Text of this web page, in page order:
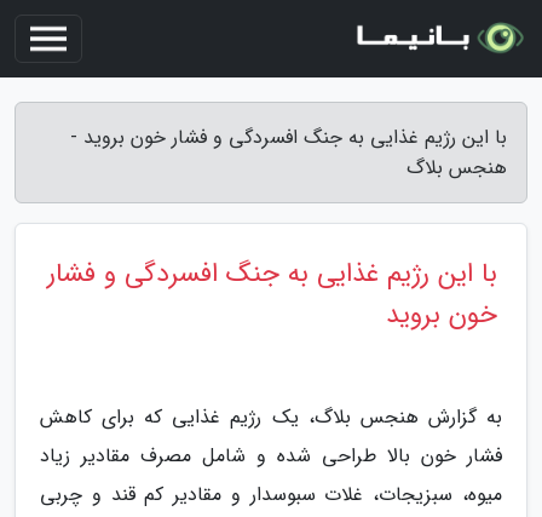
با این رژیم غذایی به جنگ افسردگی و فشار خون بروید -
هنجس بلاگ
با این رژیم غذایی به جنگ افسردگی و فشار
خون بروید
به گزارش هنجس بلاگ، یک رژیم غذایی که برای کاهش
فشار خون بالا طراحی شده و شامل مصرف مقادیر زیاد
میوه، سبزیجات، غلات سبوسدار و مقادیر کم قند و چربی